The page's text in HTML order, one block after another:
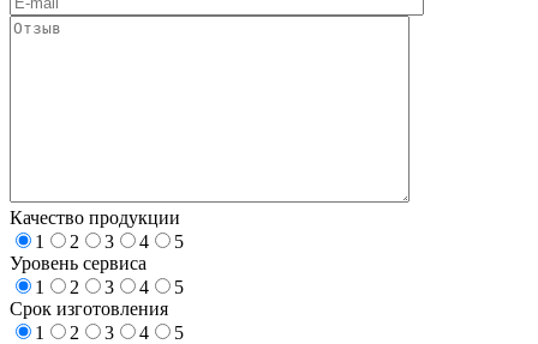
Качество продукции
1
2 3 4
5
Уровень сервиса
1
2 3 4
5
Срок изготовления
1
2 3 4
5